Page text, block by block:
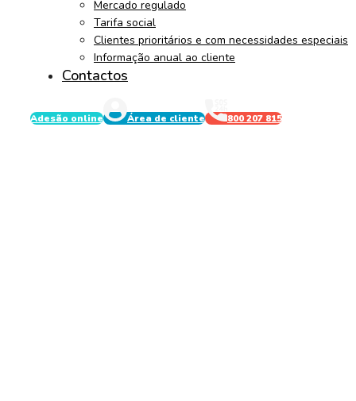
Mercado regulado
Tarifa social
Clientes prioritários e com necessidades especiais
Informação anual ao cliente
Contactos
Adesão online Área de cliente 800 207 815